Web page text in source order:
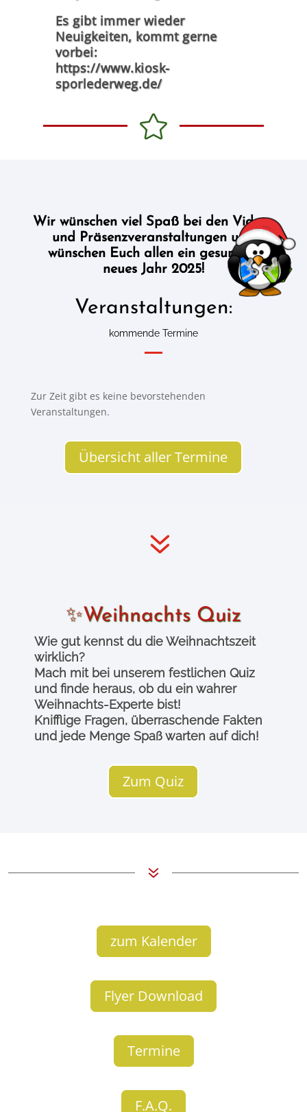
Es gibt immer wieder
Neuigkeiten, kommt gerne
vorbei:
https://www.kiosk-
sporlederweg.de/

Wir wünschen viel Spaß bei den Videos
und Präsenzveranstaltungen und
wünschen Euch allen ein gesundes,
neues Jahr 2025!
Veranstaltungen:
kommende Termine
Zur Zeit gibt es keine bevorstehenden
Veranstaltungen.
Übersicht aller Termine
7
✨Weihnachts Quiz
Wie gut kennst du die Weihnachtszeit
wirklich?
Mach mit bei unserem festlichen Quiz
und finde heraus, ob du ein wahrer
Weihnachts-Experte bist!
Knifflige Fragen, überraschende Fakten
und jede Menge Spaß warten auf dich!
Zum Quiz
7
zum Kalender
Flyer Download
Termine
F.A.Q.